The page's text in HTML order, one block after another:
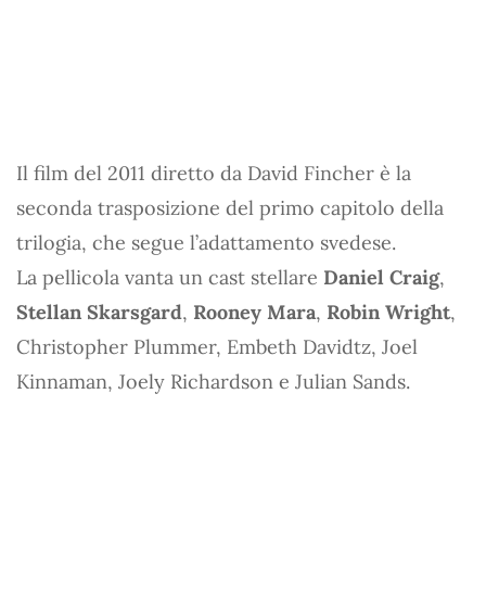
Il film del 2011 diretto da David Fincher è la
seconda trasposizione del primo capitolo della
trilogia, che segue l’adattamento svedese.
La pellicola vanta un cast stellare Daniel Craig,
Stellan Skarsgard, Rooney Mara, Robin Wright,
Christopher Plummer, Embeth Davidtz, Joel
Kinnaman, Joely Richardson e Julian Sands.